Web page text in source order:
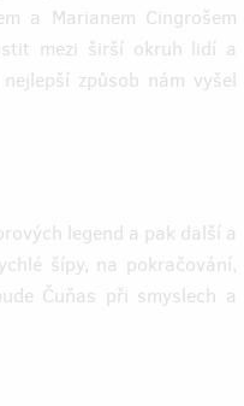
a Marianem Cingrošem
mezi širší okruh lidí a
způsob nám vyšel
legend a pak další a
šípy, na pokračování,
Čuňas při smyslech a